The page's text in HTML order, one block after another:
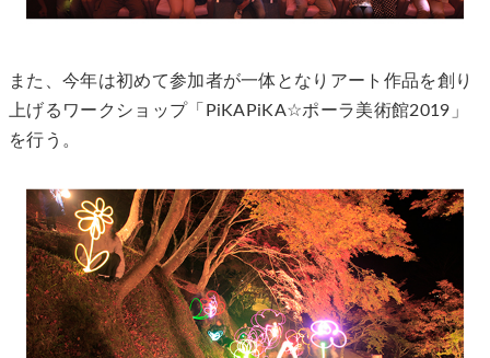
また、今年は初めて参加者が一体となりアート作品を創り
上げるワークショップ「PiKAPiKA☆ポーラ美術館2019」
を行う。